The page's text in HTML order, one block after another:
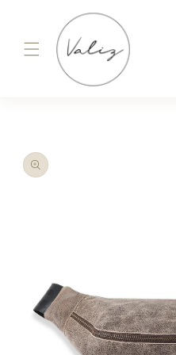
directamente
al contenido
del producto